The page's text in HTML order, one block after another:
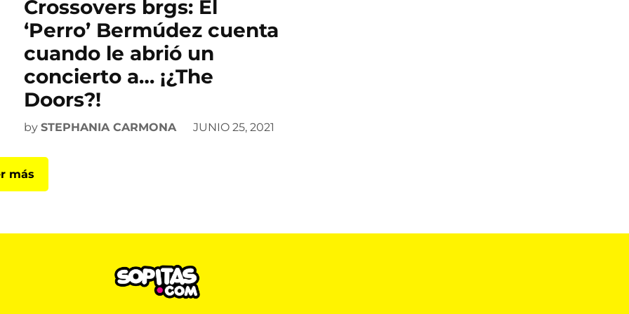
Crossovers brgs: El
‘Perro’ Bermúdez cuenta
cuando le abrió un
concierto a… ¡¿The
Doors?!
by STEPHANIA CARMONA JUNIO 25, 2021
más